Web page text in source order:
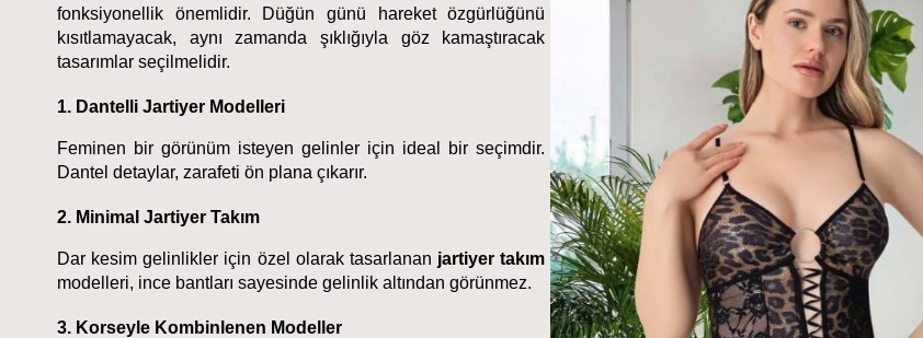
fonksiyonellik önemlidir. Düğün günü hareket özgürlüğünü
kısıtlamayacak, aynı zamanda şıklığıyla göz kamaştıracak
tasarımlar seçilmelidir.
1. Dantelli Jartiyer Modelleri
Feminen bir görünüm isteyen gelinler için ideal bir seçimdir.
Dantel detaylar, zarafeti ön plana çıkarır.
2. Minimal Jartiyer Takım
Dar kesim gelinlikler için özel olarak tasarlanan jartiyer takım
modelleri, ince bantları sayesinde gelinlik altından görünmez.
3. Korseyle Kombinlenen Modeller